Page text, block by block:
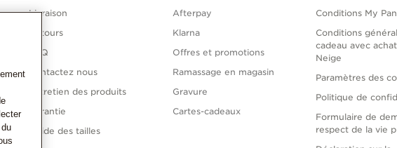
Livraison
Retours
FAQ
Contactez nous
Entretien des produits
Garantie
Guide des tailles
Afterpay
Klarna
Offres et promotions
Ramassage en magasin
Gravure
Cartes-cadeaux
Conditions My
Conditions
cadeau avec
Neige
Paramètres des
Politique de
Formulaire de
respect de la vie